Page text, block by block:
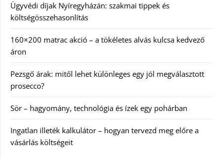
Ügyvédi díjak Nyíregyházán: szakmai tippek és
költségösszehasonlítás
160×200 matrac akció – a tökéletes alvás kulcsa kedvező
áron
Pezsgő árak: mitől lehet különleges egy jól megválasztott
prosecco?
Sör – hagyomány, technológia és ízek egy pohárban
Ingatlan illeték kalkulátor – hogyan tervezd meg előre a
vásárlás költségeit